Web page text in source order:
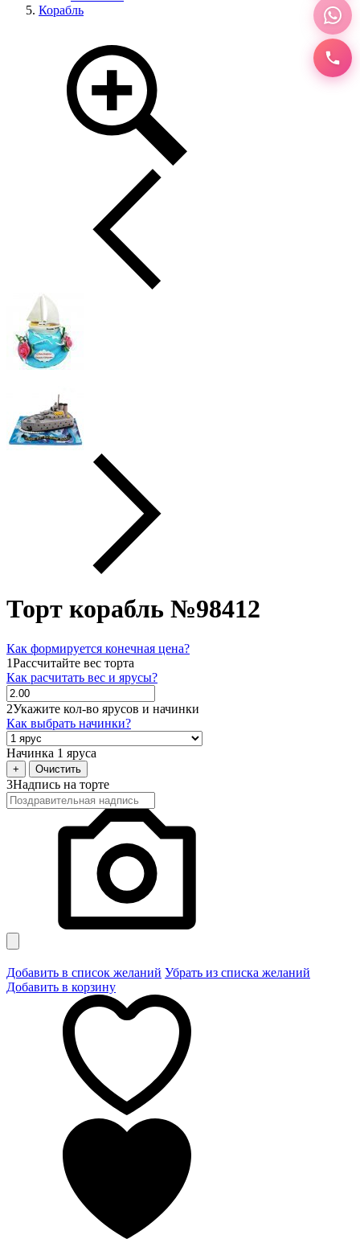
Корабль
Торт корабль №98412
Как формируется конечная цена?
1Рассчитайте вес торта
Как расчитать вес и ярусы?
2Укажите кол-во ярусов и начинки
Как выбрать начинки?
Начинка 1 яруса
+ Очистить
3Надпись на торте
Добавить в список желаний Убрать из списка желаний
Добавить в корзину